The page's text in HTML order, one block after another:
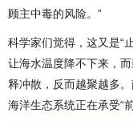
顾主中毒的风险。”
科学家们觉得，这又是“
让海水温度降不下来，
释冲散，反而越聚越多
海洋生态系统正在承受“